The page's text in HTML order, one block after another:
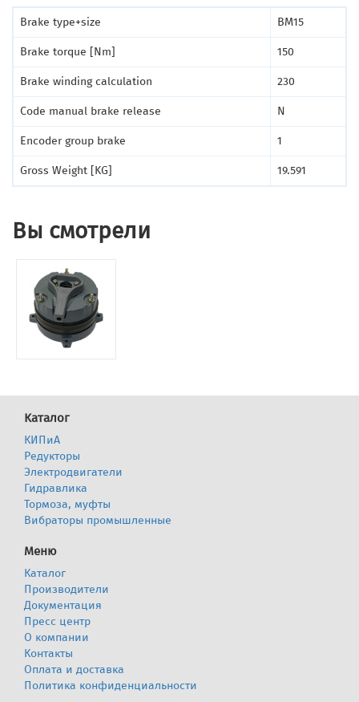
Brake type+size BM15
Brake torque [Nm] 150
Brake winding calculation 230
Code manual brake release N
Encoder group brake 1
Gross Weight [KG] 19.591
Вы смотрели
Каталог
КИПиА
Редукторы
Электродвигатели
Гидравлика
Тормоза, муфты
Вибраторы промышленные
Меню
Каталог
Производители
Документация
Пресс центр
О компании
Контакты
Оплата и доставка
Политика конфиденциальности